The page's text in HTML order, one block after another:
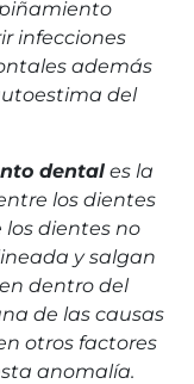
infecciones
además
del
dental es la
los dientes
los dientes no
y salgan
dentro del
de las causas
otros factores
anomalía.